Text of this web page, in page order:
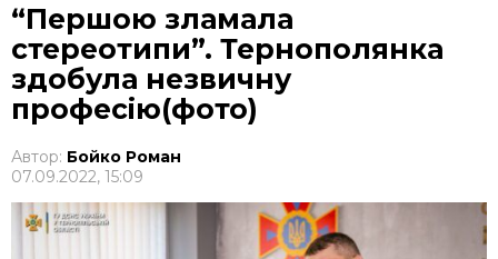
“Першою зламала
стереотипи”. Тернополянка
здобула незвичну
професію(фото)
Автор: Бойко Роман
07.09.2022, 15:09